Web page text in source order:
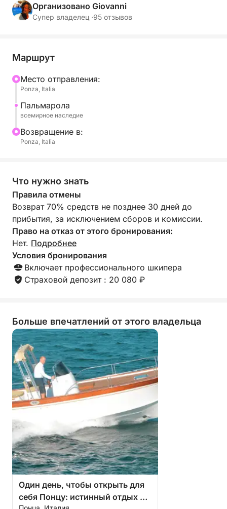
Лодка-гоццо оборудована удобной носовой
холодильником, лестницей для спуска на воду и
душем.
На этой лодке вы сможете насладиться
прекрасным путешествием и иметь в своем
распоряжении шкипера.
Свяжитесь со мной через Click&Boat для
получения дополнительной информации.
Организовано Giovanni
Супер владелец ·95 отзывов
Маршрут
Mесто отправления:
Ponza, Italia
Пальмарола
всемирное наследие
Bозвращение в:
Ponza, Italia
Что нужно знать
Правила отмены
Возврат 70% средств не позднее 30 дней до
прибытия, за исключением сборов и комиссии.
Право на отказ от этого бронирования:
Нет. Подробнее
Условия бронирования
Включает профессионального шкипера
Страховой депозит : 20 080 ₽
Больше впечатлений от этого владельца
Один день, чтобы открыть для
себя Понцу: истинный отдых на